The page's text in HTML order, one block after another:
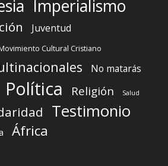
Imperialismo
Juventud
Cultural Cristiano
No matarás
Política Religión Salud
Testimonio
África